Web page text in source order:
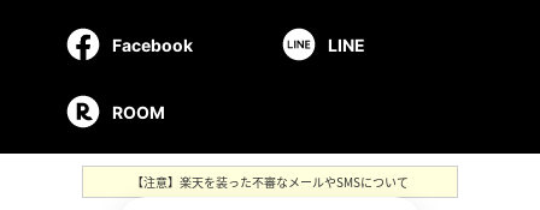
Facebook LINE
ROOM
【注意】楽天を装った不審なメールやSMSについて